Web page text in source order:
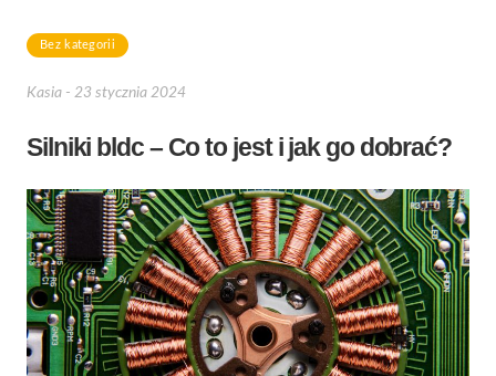
Bez kategorii
Kasia - 23 stycznia 2024
Silniki bldc – Co to jest i jak go dobrać?